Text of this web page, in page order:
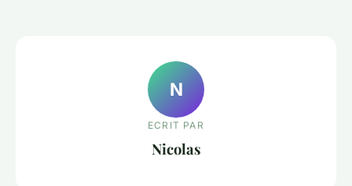
N
ECRIT PAR
Nicolas